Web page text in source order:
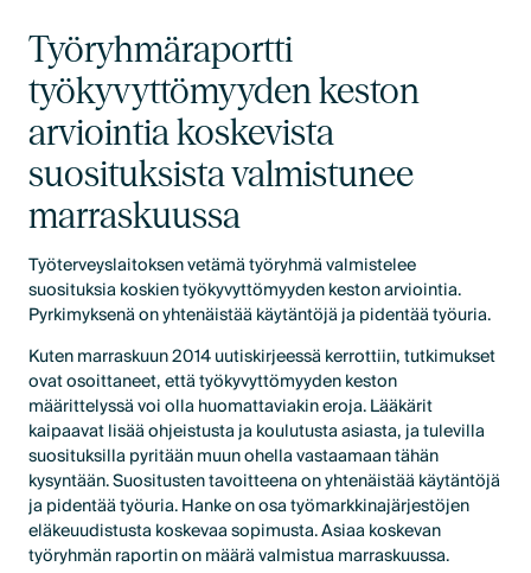
Työryhmäraportti
työkyvyttömyyden keston
arviointia koskevista
suosituksista valmistunee
marraskuussa
Työterveyslaitoksen vetämä työryhmä valmistelee
suosituksia koskien työkyvyttömyyden keston arviointia.
Pyrkimyksenä on yhtenäistää käytäntöjä ja pidentää työuria.
Kuten marraskuun 2014 uutiskirjeessä kerrottiin, tutkimukset
ovat osoittaneet, että työkyvyttömyyden keston
määrittelyssä voi olla huomattaviakin eroja. Lääkärit
kaipaavat lisää ohjeistusta ja koulutusta asiasta, ja tulevilla
suosituksilla pyritään muun ohella vastaamaan tähän
kysyntään. Suositusten tavoitteena on yhtenäistää käytäntöjä
ja pidentää työuria. Hanke on osa työmarkkinajärjestöjen
eläkeuudistusta koskevaa sopimusta. Asiaa koskevan
työryhmän raportin on määrä valmistua marraskuussa.